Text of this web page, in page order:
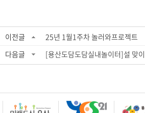
이전글
25년 1월1주차 놀러와프로젝트
다음글
[용산도담도담실내놀이터]설 맞